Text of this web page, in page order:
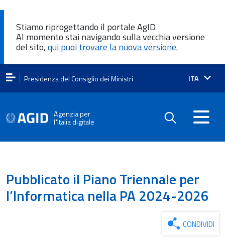
Stiamo riprogettando il portale AgID
Al momento stai navigando sulla vecchia versione
del sito,qui puoi trovare la nuova versione.
Presidenza del Consiglio dei Ministri Lingua
ITA
Agenzia per
l'Italia digitale
Pubblicato il Piano Triennale per
l’Informatica nella PA 2024-2026
CONDIVIDI